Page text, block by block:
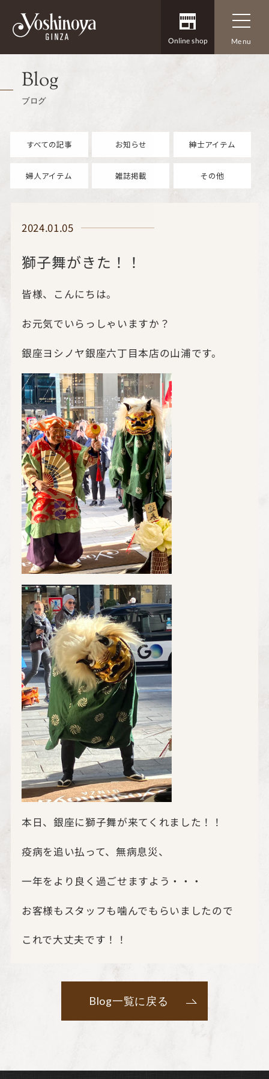
Online shop Menu
Blog
ブログ
すべての記事 お知らせ 紳士アイテム
婦人アイテム 雑誌掲載 その他
2024.01.05
獅子舞がきた！！
皆様、こんにちは。
お元気でいらっしゃいますか？
銀座ヨシノヤ銀座六丁目本店の山浦です。
本日、銀座に獅子舞が来てくれました！！
疫病を追い払って、無病息災、
一年をより良く過ごせますよう・・・
お客様もスタッフも噛んでもらいましたので
これで大丈夫です！！
Blog一覧に戻る